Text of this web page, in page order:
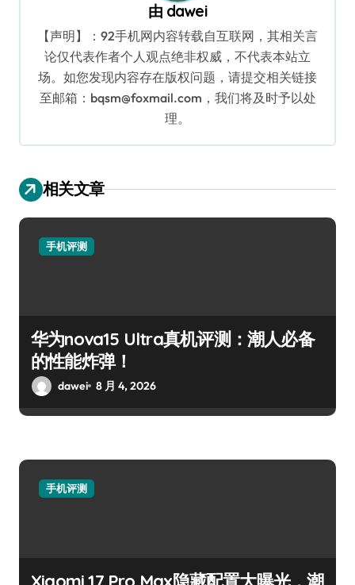
由 dawei
【声明】：92手机网内容转载自互联网，其相关言
论仅代表作者个人观点绝非权威，不代表本站立
场。如您发现内容存在版权问题，请提交相关链接
至邮箱：bqsm@foxmail.com，我们将及时予以处
理。
相关文章
手机评测
华为nova15 Ultra真机评测：潮人必备
的性能炸弹！
dawei 8 月 4, 2026
手机评测